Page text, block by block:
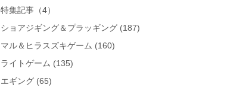
特集記事 （4）
ショアジギング＆プラッギング (187)
マル＆ヒラスズキゲーム (160)
ライトゲーム (135)
エギング (65)